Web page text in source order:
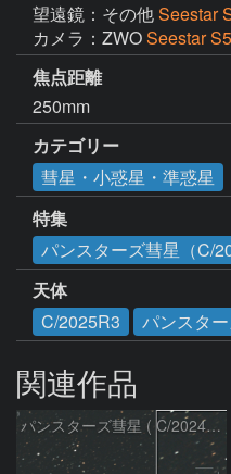
望遠鏡：その他Seestar
カメラ：ZWOSeestar
焦点距離
250mm
カテゴリー
彗星・小惑星・準惑星
特集
パンスターズ彗星（C/
天体
C/2025R3
パンスタ
関連作品
パンスターズ彗星 ( C/2024R4 )：2026/07/27